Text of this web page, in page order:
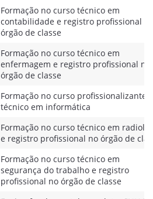
Formação no curso técnico em
contabilidade e registro profissional
órgão de classe
Formação no curso técnico em
enfermagem e registro profissional no
órgão de classe
Formação no curso profissionalizante
técnico em informática
Formação no curso técnico em
e registro profissional no órgão de
Formação no curso técnico em
segurança do trabalho e registro
profissional no órgão de classe